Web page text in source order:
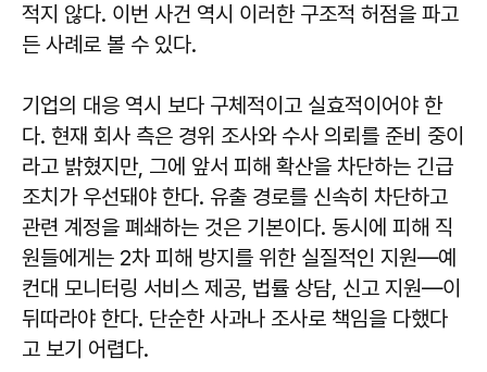
적지 않다. 이번 사건 역시 이러한 구조적 허점을 파고
든 사례로 볼 수 있다.
기업의 대응 역시 보다 구체적이고 실효적이어야 한
다. 현재 회사 측은 경위 조사와 수사 의뢰를 준비 중이
라고 밝혔지만, 그에 앞서 피해 확산을 차단하는 긴급
조치가 우선돼야 한다. 유출 경로를 신속히 차단하고
관련 계정을 폐쇄하는 것은 기본이다. 동시에 피해 직
원들에게는 2차 피해 방지를 위한 실질적인 지원—예
컨대 모니터링 서비스 제공, 법률 상담, 신고 지원—이
뒤따라야 한다. 단순한 사과나 조사로 책임을 다했다
고 보기 어렵다.